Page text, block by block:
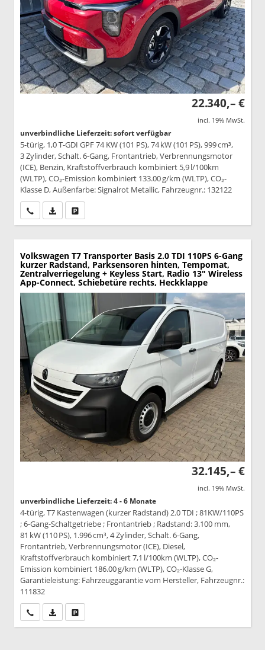
22.340,– €
incl. 19% MwSt.
unverbindliche Lieferzeit: sofort verfügbar
5-türig, 1,0 T-GDI GPF 74 KW (101 PS), 74 kW (101 PS), 999 cm³,
3 Zylinder, Schalt. 6-Gang, Frontantrieb, Verbrennungsmotor
(ICE), Benzin, Kraftstoffverbrauch kombiniert 5,9 l/100km
(WLTP), CO₂-Emission kombiniert 133.00 g/km (WLTP), CO₂-
Klasse D, Außenfarbe: Signalrot Metallic, Fahrzeugnr.: 132122
Wir rufen Sie anPDF-Datei, Fahrzeugexposé drucken
Volkswagen T7 Transporter Basis 2.0 TDI 110PS 6-Gang
kurzer Radstand, Parksensoren hinten, Tempomat,
Zentralverriegelung + Keyless Start, Radio 13" Wireless
App-Connect, Schiebetüre rechts, Heckklappe
32.145,– €
incl. 19% MwSt.
unverbindliche Lieferzeit: 4 - 6 Monate
4-türig, T7 Kastenwagen (kurzer Radstand) 2.0 TDI ; 81KW/110PS
; 6-Gang-Schaltgetriebe ; Frontantrieb ; Radstand: 3.100 mm,
81 kW (110 PS), 1.996 cm³, 4 Zylinder, Schalt. 6-Gang,
Frontantrieb, Verbrennungsmotor (ICE), Diesel,
Kraftstoffverbrauch kombiniert 7,1 l/100km (WLTP), CO₂-
Emission kombiniert 186.00 g/km (WLTP), CO₂-Klasse G,
Garantieleistung: Fahrzeuggarantie vom Hersteller, Fahrzeugnr.:
111832
Wir rufen Sie anPDF-Datei, Fahrzeugexposé drucken